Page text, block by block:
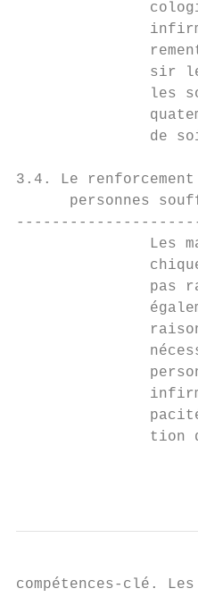
sir
les
de
3.4. Le
personnes
Les
pas
tion
compétences-clé.